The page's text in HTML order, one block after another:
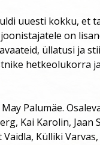
uuesti kokku, et
on
üllatusi ja
hetkeolukorra
Palumäe.
Kai Karolin, Jaan
Külliki